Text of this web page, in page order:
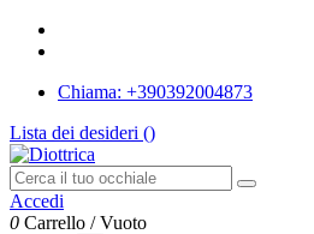
Chiama: +390392004873
Lista dei desideri ()
Accedi
0 Carrello /Vuoto